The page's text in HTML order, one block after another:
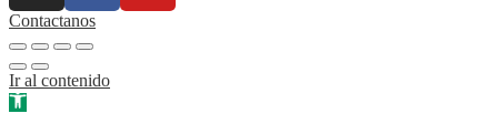
Contactanos
Ir al contenido
Abrir barra de herramientas